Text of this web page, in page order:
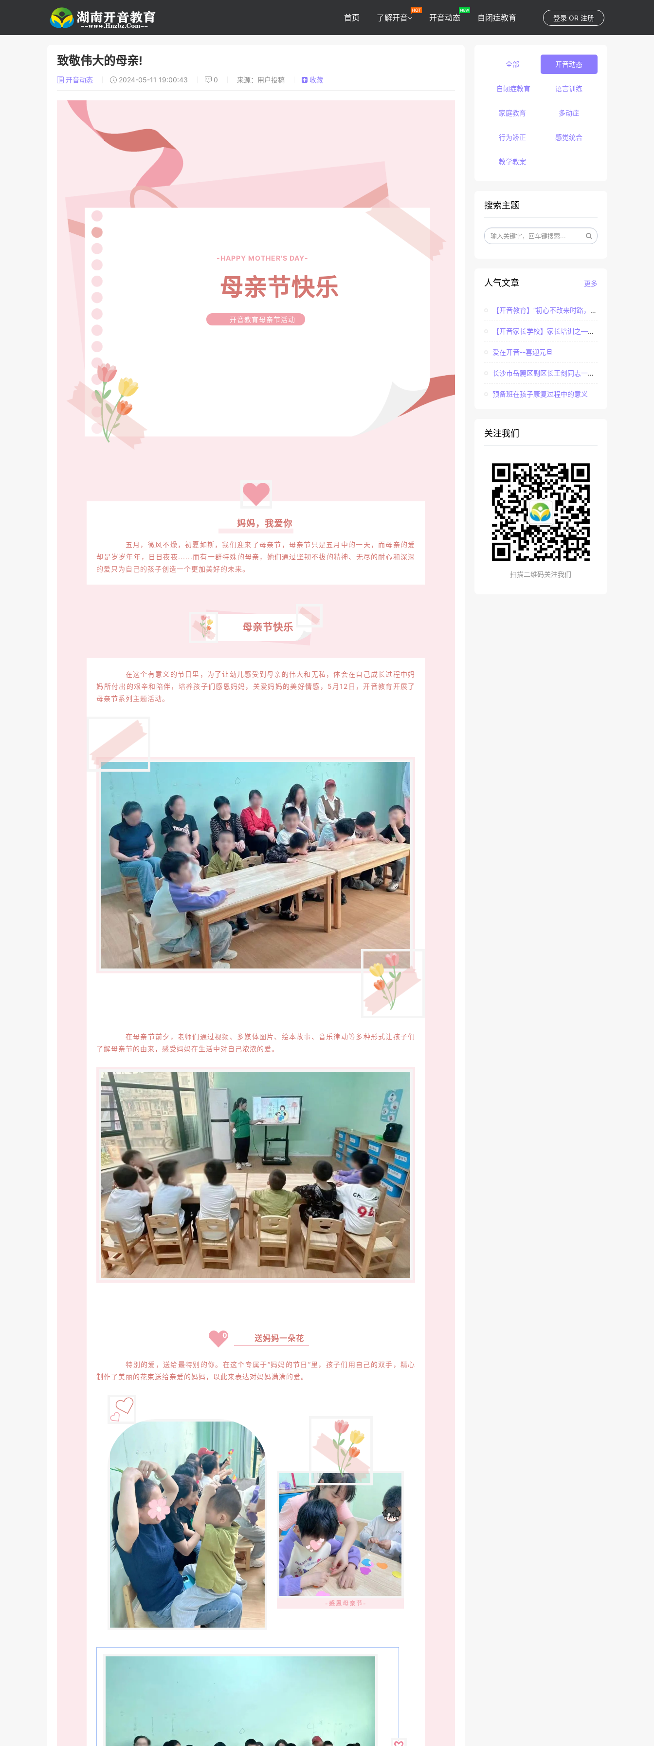
登录 OR 注册
首页 了解开音 开音动态 自闭症教育
致敬伟大的母亲!
开音动态 2024-05-11 19:00:43 0 来源：用户投稿 收藏
-HAPPY MOTHER'S DAY-
母亲节快乐
开音教育母亲节活动
妈妈，我爱你
五月，微风不燥，初夏如斯，我们迎来了母亲节，母亲节只是五月中的一天，而母亲的爱
却是岁岁年年，日日夜夜......而有一群特殊的母亲，她们通过坚韧不拔的精神、无尽的耐心和深深
的爱只为自己的孩子创造一个更加美好的未来。
母亲节快乐
在这个有意义的节日里，为了让幼儿感受到母亲的伟大和无私，体会在自己成长过程中妈
妈所付出的艰辛和陪伴，培养孩子们感恩妈妈，关爱妈妈的美好情感，5月12日，开音教育开展了
母亲节系列主题活动。
在母亲节前夕，老师们通过视频、多媒体图片、绘本故事、音乐律动等多种形式让孩子们
了解母亲节的由来，感受妈妈在生活中对自己浓浓的爱。
01 送妈妈一朵花
特别的爱，送给最特别的你。在这个专属于“妈妈的节日”里，孩子们用自己的双手，精心
制作了美丽的花束送给亲爱的妈妈，以此来表达对妈妈满满的爱。
-感恩母亲节-
全部 开音动态
自闭症教育 语言训练
家庭教育 多动症
行为矫正 感觉统合
教学教案
搜索主题
更多
人气文章
【开音教育】“初心不改来时路，牢记使命永担当”——...
【开音家长学校】家长培训之——亲子课程中家长如何辅...
爱在开音--喜迎元旦
长沙市岳麓区副区长王剑同志一行调研长沙市岳麓区开音...
预备班在孩子康复过程中的意义
关注我们
扫描二维码关注我们